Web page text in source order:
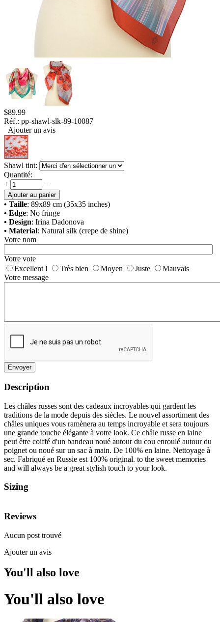
$89.99
Réf.: pp-shawl-slk-89-10087
Ajouter un avis
Shawl tint:
Quantité:
+
−
Ajouter au panier
• Taille: 89x89 cm (35x35 inches)
• Edge: No fringe
• Design: Irina Dadonova
• Material: Natural silk (crepe de shine)
Votre nom
Votre vote
Excellent !
Très bien Moyen Juste
Mauvais
Votre message
Envoyer
Description
Les châles russes sont des cadeaux incroyables qui gardent les
traditions de la mode depuis des siècles. Le nouvel assortiment des
châles uniques vous ramènera au temps incroyable et sera toujours
une grande touche élégante à votre look. Ce châle russe en laine
peut être coiffé d'un bandeau noué autour du cou enroulé autour du
poignet ou noué sur un sac à main. De 100% en laine. Nettoyage à
sec. Fabriqué en Russie est 100% original. to the sweet memories
and will always be a great stylish touch to your look.
Sizing
Reviews
Aucun post trouvé
Ajouter un avis
You'll also love
You'll also love